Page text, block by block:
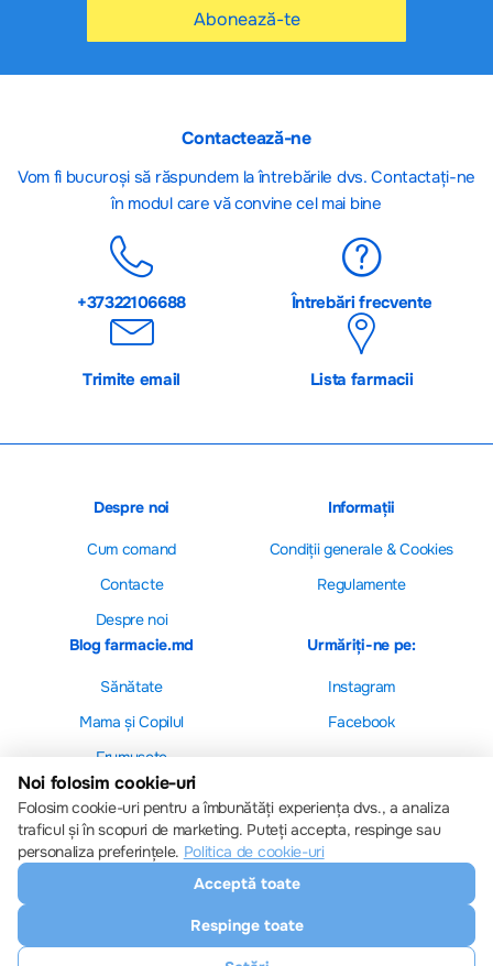
Abonează-te
Contactează-ne
Vom fi bucuroși să răspundem la întrebările dvs. Contactați-ne
în modul care vă convine cel mai bine
+37322106688 Întrebări frecvente
Trimite email Lista farmacii
Despre noi
Cum comand
Contacte
Despre noi
Informații
Сondiții generale & Cookies
Regulamente
Blog farmacie.md
Sănătate
Mama și Copilul
Frumusețe
Urmăriți-ne pe:
Instagram
Facebook
Farmacie.md
Descărcați aplicația noastră
Setări cookie-uri
Politica de cookie-uri
Noi folosim cookie-uri
Folosim cookie-uri pentru a îmbunătăți experiența dvs., a analiza
traficul și în scopuri de marketing. Puteți accepta, respinge sau
personaliza preferințele. Politica de cookie-uri
Acceptă toate
Respinge toate